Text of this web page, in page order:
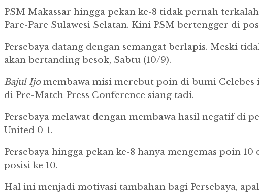
PSM Makassar hingga pekan ke-8 tidak pernah
Pare-Pare Sulawesi Selatan. Kini PSM bertengger di
Persebaya datang dengan semangat berlapis. Meski
akan bertanding besok, Sabtu (10/9).
Bajul Ijomembawa misi merebut poin di bumi Celebes
di Pre-Match Press Conference siang tadi.
Persebaya melawat dengan membawa hasil negatif di
United 0-1.
Persebaya hingga pekan ke-8 hanya mengemas poin
posisi ke 10.
Hal ini menjadi motivasi tambahan bagi Persebaya,